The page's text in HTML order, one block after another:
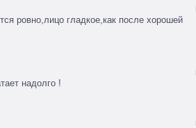
ровно,лицо гладкое,как после хорошей
надолго !